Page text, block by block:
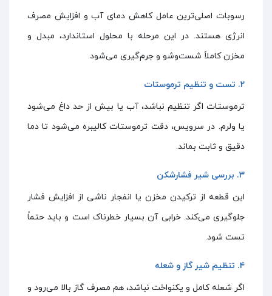
رسوبات اصلی‌ترین عامل کاهش دمای آب و افزایش مصرف
انرژی هستند. در این مرحله با محلول استاندارد، مبدل و
مخزن کاملاً شست‌وشو و جرم‌گیری می‌شود.
۲. تست و تنظیم ترموستات
ترموستات اگر تنظیم نباشد، آب یا بیش از حد داغ می‌شود
یا ولرم. در سرویس، دقت ترموستات کالیبره می‌شود تا دما
دقیق و ثابت بماند.
۳. بررسی شیر فشارشکن
این قطعه از ترکیدن مخزن یا انفجار ناشی از افزایش فشار
جلوگیری می‌کند. خرابی آن بسیار خطرناک است و باید حتماً
تست شود.
۴. تنظیم شیر گاز و شعله
اگر شعله کامل و یکنواخت نباشد، هم مصرف گاز بالا می‌رود و